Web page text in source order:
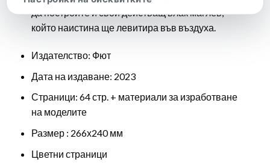
да построите и свой действащ влак маглев,
който наистина ще левитира във въздуха.
Издателство: Фют
Дата на издаване: 2023
Страници: 64 стр. + материали за изработване
на моделите
Размер : 266х240 мм
Цветни страници